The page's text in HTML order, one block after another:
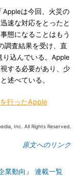
は今回、火災の
速な対応をとったと
態になることはもう
調査結果を受け、直
込んでいる。Apple
する必要があり、少
述べている。
行ったApple
Inc. All Rights Reserved.
原文へのリンク
業動向』 連載一覧